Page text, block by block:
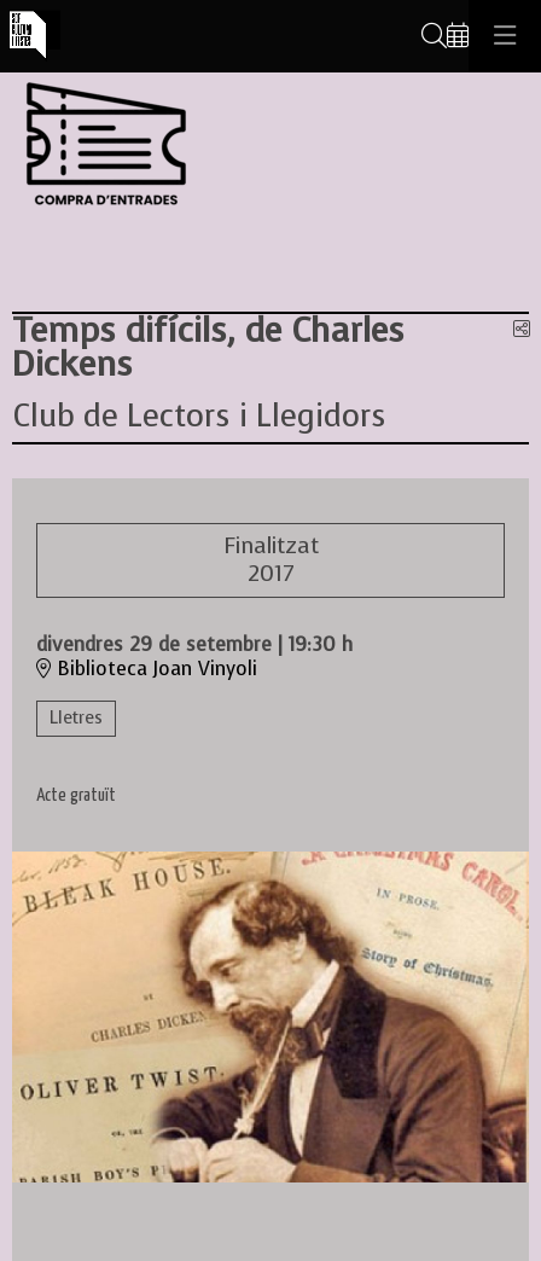
Temps difícils, de Charles
Dickens
Club de Lectors i Llegidors
Finalitzat
2017
divendres 29 de setembre | 19:30 h
Biblioteca Joan Vinyoli
Lletres
Acte gratuït